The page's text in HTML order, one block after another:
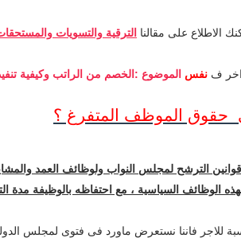
الاطلاع على مقالنا الترقية والتسويات
ف نفس الموضوع :الخصم من الراتب وكيفية
حقوق الموظف المتفرغ ؟
الترشح لمجلس النواب ولوظائف العمد
لهذه الوظائف السياسية ، مع احتفاظه بالوظيفة مدة
للاجر فاننا نستعرض ماورد فى فتوى